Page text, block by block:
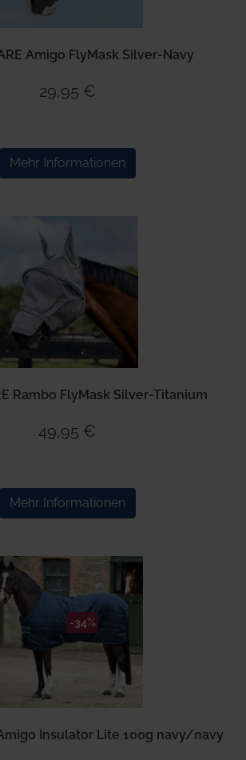
Amigo FlyMask Silver-Navy
29,95 €
Mehr Informationen
Rambo FlyMask Silver-Titanium
49,95 €
Mehr Informationen
-34%
Insulator Lite 100g navy/navy